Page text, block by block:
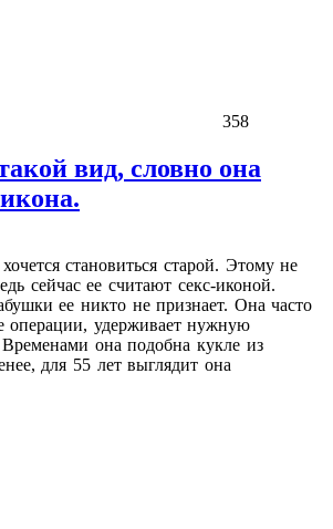
358
вид, словно она
становиться старой. Этому не
сейчас ее считают секс-иконой.
ее никто не признает. Она часто
операции, удерживает нужную
она подобна кукле из
для 55 лет выглядит она